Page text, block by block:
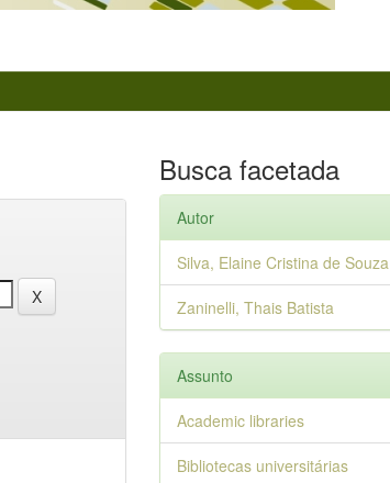
Busca facetada
Autor
Silva, Elaine Cristina de Souza
Zaninelli, Thais Batista
Assunto
Academic libraries
Bibliotecas universitárias